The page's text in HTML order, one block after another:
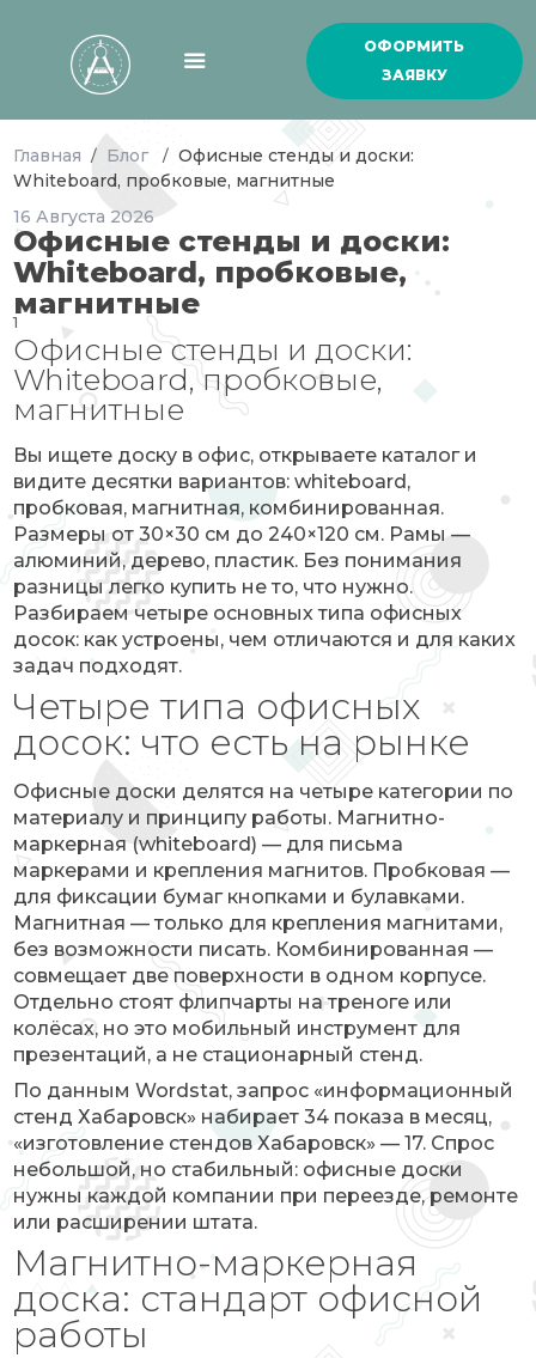
ОФОРМИТЬ
ЗАЯВКУ
Главная / Блог / Офисные стенды и доски:
Whiteboard, пробковые, магнитные
16 Августа 2026
Офисные стенды и доски:
Whiteboard, пробковые,
магнитные
1
Офисные стенды и доски:
Whiteboard, пробковые,
магнитные
Вы ищете доску в офис, открываете каталог и
видите десятки вариантов: whiteboard,
пробковая, магнитная, комбинированная.
Размеры от 30×30 см до 240×120 см. Рамы —
алюминий, дерево, пластик. Без понимания
разницы легко купить не то, что нужно.
Разбираем четыре основных типа офисных
досок: как устроены, чем отличаются и для каких
задач подходят.
Четыре типа офисных
досок: что есть на рынке
Офисные доски делятся на четыре категории по
материалу и принципу работы. Магнитно-
маркерная (whiteboard) — для письма
маркерами и крепления магнитов. Пробковая —
для фиксации бумаг кнопками и булавками.
Магнитная — только для крепления магнитами,
без возможности писать. Комбинированная —
совмещает две поверхности в одном корпусе.
Отдельно стоят флипчарты на треноге или
колёсах, но это мобильный инструмент для
презентаций, а не стационарный стенд.
По данным Wordstat, запрос «информационный
стенд Хабаровск» набирает 34 показа в месяц,
«изготовление стендов Хабаровск» — 17. Спрос
небольшой, но стабильный: офисные доски
нужны каждой компании при переезде, ремонте
или расширении штата.
Магнитно-маркерная
доска: стандарт офисной
работы